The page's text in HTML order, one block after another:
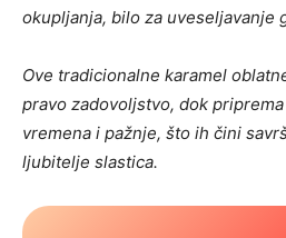
okupljanja, bilo za uveseljavanje
Ove tradicionalne karamel
pravo zadovoljstvo, dok
vremena i pažnje, što ih čini
ljubitelje slastica.